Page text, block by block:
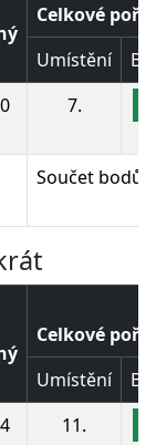
Celkové
Umístění
7.
Součet bodů:
Celkové
Umístění
11.